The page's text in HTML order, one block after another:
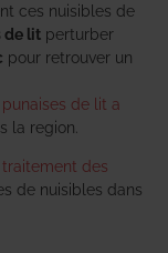
ces nuisibles de
de lit perturber
pour retrouver un
punaises de lit a
la region.
traitement des
de nuisibles dans